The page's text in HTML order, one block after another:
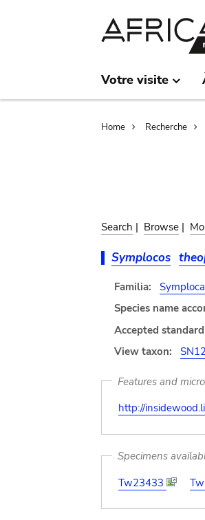
Votre visite
Home Recherche
Search | Browse |
Symplocos
Familia:
Species name
Accepted
View taxon:
Features and
http://
Specimens
Tw23433